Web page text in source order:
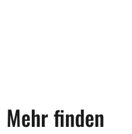
Mehr finden